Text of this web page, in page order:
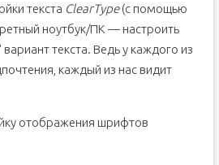
текста ClearType(с помощью
ноутбук/ПК — настроить
текста. Ведь у каждого из
каждый из нас видит
отображения шрифтов